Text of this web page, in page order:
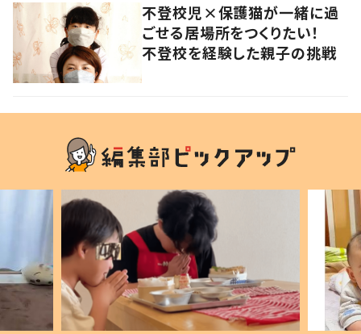
不登校児×保護猫が一緒に過
ごせる居場所をつくりたい！
不登校を経験した親子の挑戦